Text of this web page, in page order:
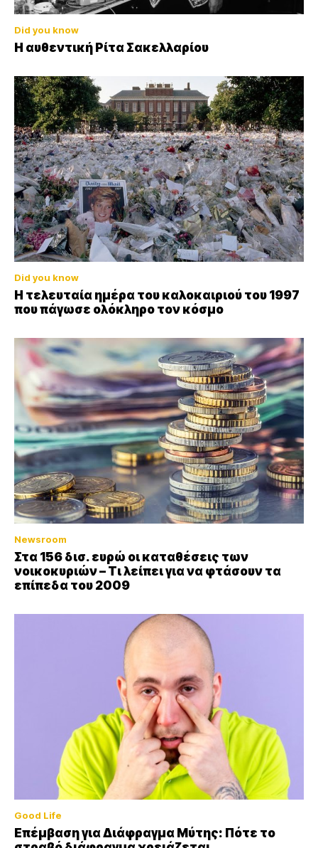
Did you know
Η αυθεντική Ρίτα Σακελλαρίου
Did you know
Η τελευταία ημέρα του καλοκαιριού του 1997
που πάγωσε ολόκληρο τον κόσμο
Newsroom
Στα 156 δισ. ευρώ οι καταθέσεις των
νοικοκυριών – Τι λείπει για να φτάσουν τα
επίπεδα του 2009
Good Life
Επέμβαση για Διάφραγμα Μύτης: Πότε το